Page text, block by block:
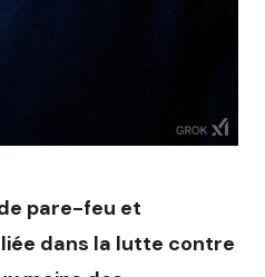
pare-feu et
dans la lutte contre